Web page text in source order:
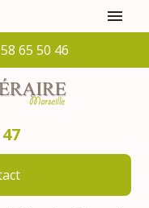
menu
65 50 46